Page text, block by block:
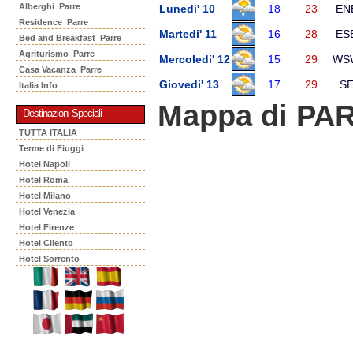
Alberghi Parre
Residence Parre
Bed and Breakfast Parre
Agriturismo Parre
Casa Vacanza Parre
Italia Info
Destinazioni Speciali
TUTTA ITALIA
Terme di Fiuggi
Hotel Napoli
Hotel Roma
Hotel Milano
Hotel Venezia
Hotel Firenze
Hotel Cilento
Hotel Sorrento
Lunedi' 10
18 23
Martedi' 11
16 28
Mercoledi' 12
15 29
Giovedi' 13
17 29 SE
Mappa di